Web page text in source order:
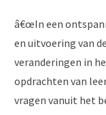
â€œIn een
en uitvoering van
veranderingen in
opdrachten van
vragen vanuit het